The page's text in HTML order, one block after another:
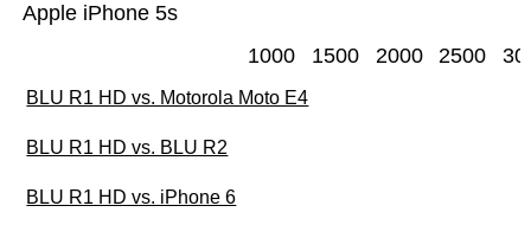
Apple iPhone 5s
1000 1500 2000 2500
BLU R1 HD vs. Motorola Moto E4
BLU R1 HD vs. BLU R2
BLU R1 HD vs. iPhone 6